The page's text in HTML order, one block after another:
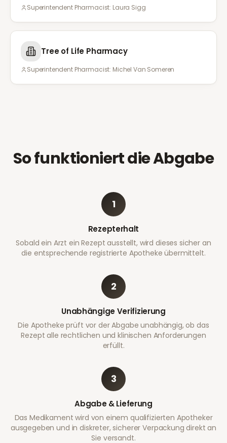
Superintendent Pharmacist: Laura Sigg
Tree of Life Pharmacy
Superintendent Pharmacist: Michel Van Someren
So funktioniert die Abgabe
1
Rezepterhalt
Sobald ein Arzt ein Rezept ausstellt, wird dieses sicher an
die entsprechende registrierte Apotheke übermittelt.
2
Unabhängige Verifizierung
Die Apotheke prüft vor der Abgabe unabhängig, ob das
Rezept alle rechtlichen und klinischen Anforderungen
erfüllt.
3
Abgabe & Lieferung
Das Medikament wird von einem qualifizierten Apotheker
ausgegeben und in diskreter, sicherer Verpackung direkt an
Sie versandt.